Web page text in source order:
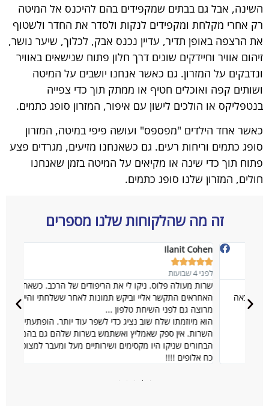
השינה, אבל גם בבתים שמקפידים בהם להיכנס אל המיטה
רק אחרי מקלחת ומקפידים לנקות ולסדר את החדר ולשטוף
את הרצפה באופן תדיר, עדיין נכנס אבק, לכלוך, שיער נושר,
זיהום אוויר וחיידקים שונים דרך חלון פתוח שנישאים באוויר
ונדבקים על המזרון. גם כאשר אנחנו יושבים על המיטה
ושותים קפה ואוכלים חטיף או ממתק תוך כדי צפייה
בנטפליקס או הולכים לישון עם איפור, המזרון סופג כתמים.
כאשר אחד הילדים "מפספס" ועושה פיפי במיטה, המזרון
סופג כתמים וריחות רעים. גם כשאנחנו מזיעים, מגרדים פצע
פתוח תוך כדי שינה או מקיאים על המיטה בזמן שאנחנו
חולים, המזרון שלנו סופג כתמים.
זה מה שהלקוחות שלנו מספרים
Ilanit Cohen

שרות מעולה פלוס. ניקו לי את הריפודים של הרכב. כשאחד
האחראים התקשר אליי וביקש תמונות לאחר ששלחתי והייתי
מרוצה גם לפני השיחת טלפון ...
הוא מיוזמתו שלח שוב נציג כדי לשפר עוד יותר. הופתעתי מרמת
השרות. אין ספק שאמליץ ואשתמש בשרות שלהם גם בהמשך. שני
הבחורים שניקו היו מקסימים ושירותיים מעל ומעבר למצופה. ישר
כח אלופים !!!!
מחיר